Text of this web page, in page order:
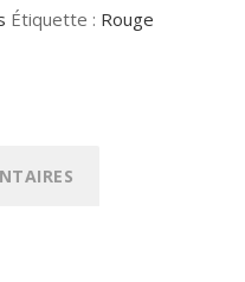
Étiquette : Rouge